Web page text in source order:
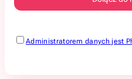
Administratorem danych jest